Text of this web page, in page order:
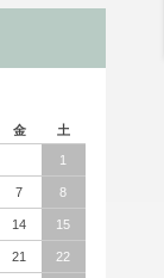
金 土
1
7 8
14 15
21 22